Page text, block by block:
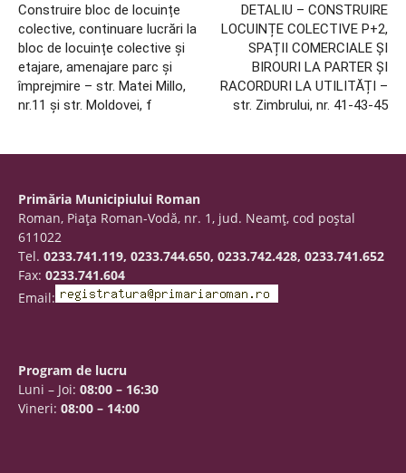
Construire bloc de locuințe
colective, continuare lucrări la
bloc de locuințe colective și
etajare, amenajare parc și
împrejmire – str. Matei Millo,
nr.11 și str. Moldovei, f
DETALIU – CONSTRUIRE
LOCUINȚE COLECTIVE P+2,
SPAȚII COMERCIALE ȘI
BIROURI LA PARTER ȘI
RACORDURI LA UTILITĂȚI –
str. Zimbrului, nr. 41-43-45
Primăria Municipiului Roman
Roman, Piaţa Roman-Vodă, nr. 1, jud. Neamţ, cod poştal
611022
Tel. 0233.741.119, 0233.744.650, 0233.742.428, 0233.741.652
Fax: 0233.741.604
Email:
Program de lucru
Luni – Joi: 08:00 – 16:30
Vineri: 08:00 – 14:00